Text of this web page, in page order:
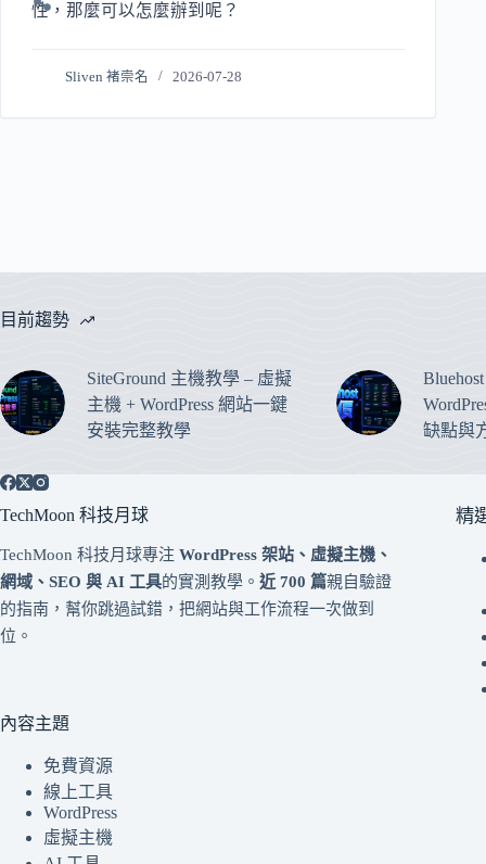
性，那麼可以怎麼辦到呢？
Sliven 褚崇名 2026-07-28
目前趨勢
SiteGround 主機教學 – 虛擬
主機 + WordPress 網站一鍵
安裝完整教學
缺點與
TechMoon 科技月球
TechMoon 科技月球專注 WordPress 架站、虛擬主機、
網域、SEO 與 AI 工具的實測教學。 近 700 篇親自驗證
的指南，幫你跳過試錯，把網站與工作流程一次做到
位。
內容主題
免費資源
線上工具
WordPress
虛擬主機
精